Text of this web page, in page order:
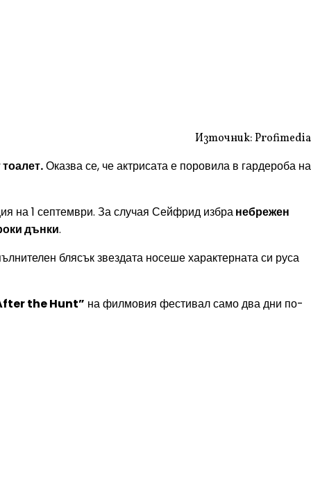
Източник: Profimedia
Оказва се, че актрисата е поровила в гардероба на
на 1 септември. За случая Сейфрид избранебрежен
дънки.
блясък звездата носеше характерната си руса
the Hunt” на филмовия фестивал само два дни по-